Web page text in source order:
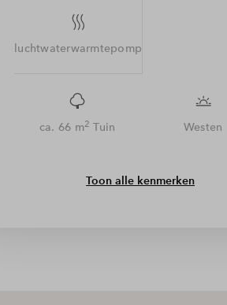
luchtwaterwarmtepomp
ca. 66 m2 Tuin Westen
Toon alle kenmerken